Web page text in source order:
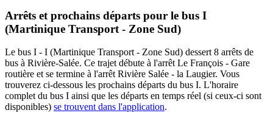
Arrêts et prochains départs pour le bus I
(Martinique Transport - Zone Sud)
Le bus I - I (Martinique Transport - Zone Sud) dessert 8 arrêts de
bus à Rivière-Salée. Ce trajet débute à l'arrêt Le François - Gare
routière et se termine à l'arrêt Rivière Salée - la Laugier. Vous
trouverez ci-dessous les prochains départs du bus I. L'horaire
complet du bus I ainsi que les départs en temps réel (si ceux-ci sont
disponibles) se trouvent dans l'application.